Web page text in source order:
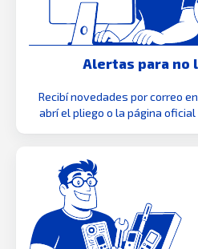
Alertas para no
Recibí novedades por correo
abrí el pliego o la página